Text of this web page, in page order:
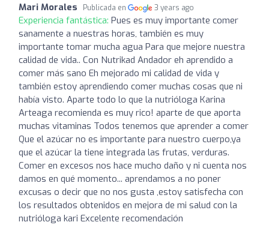
Mari Morales Publicada en 3 years ago
Experiencia fantástica: Pues es muy importante comer
sanamente a nuestras horas, también es muy
importante tomar mucha agua Para que mejore nuestra
calidad de vida.. Con Nutrikad Andador eh aprendido a
comer más sano Eh mejorado mi calidad de vida y
también estoy aprendiendo comer muchas cosas que ni
había visto. Aparte todo lo que la nutrióloga Karina
Arteaga recomienda es muy rico! aparte de que aporta
muchas vitaminas Todos tenemos que aprender a comer
Que el azúcar no es importante para nuestro cuerpo,ya
que el azúcar la tiene integrada las frutas, verduras.
Comer en excesos nos hace mucho daño y ni cuenta nos
damos en qué momento... aprendamos a no poner
excusas o decir que no nos gusta ,estoy satisfecha con
los resultados obtenidos en mejora de mi salud con la
nutrióloga kari Excelente recomendación